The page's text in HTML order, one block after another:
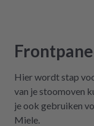
nicht erst
gekostet
dass es
Hier wordt stap
van je stoomoven
je ook gebruiken
Miele.